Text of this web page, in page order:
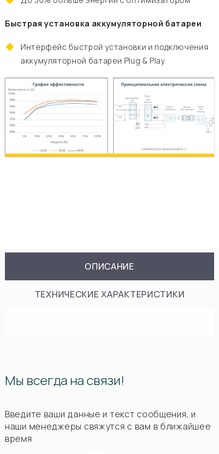
Быстрая установка аккумуляторной батареи
Интерфейс быстрой установки и подключения
аккумуляторной батареи Plug & Play
ОПИСАНИЕ
ТЕХНИЧЕСКИЕ ХАРАКТЕРИСТИКИ
Мы всегда на связи!
Введите ваши данные и текст сообщения, и
наши менеджеры свяжутся с вам в ближайшее
время